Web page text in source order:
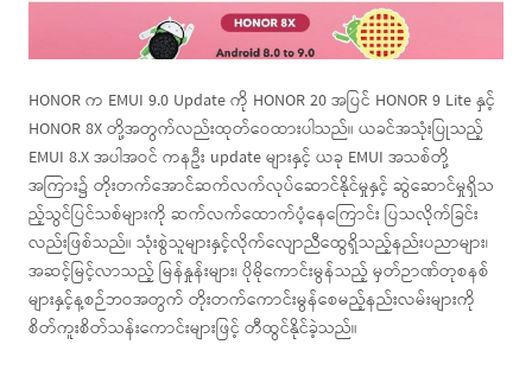
HONOR က EMUI 9.0 Update ကို HONOR 20 အပြင် HONOR 9 Lite နှင့်
HONOR 8X တို့အတွက်လည်းထုတ်ဝေထားပါသည်။ ယခင်အသုံးပြုသည့်
EMUI 8.X အပါအဝင် ကနဦး update များနှင့် ယခု EMUI အသစ်တို့
အကြား၌ တိုးတက်အောင်ဆက်လက်လုပ်ဆောင်နိုင်မှုနှင့် ဆွဲဆောင်မှုရှိသ
ည့်သွင်ပြင်သစ်များကို ဆက်လက်ထောက်ပံ့နေကြောင်း ပြသလိုက်ခြင်း
လည်းဖြစ်သည်။ သုံးစွဲသူများနှင့်လိုက်လျောညီထွေရှိသည့်နည်းပညာများ၊
အဆင့်မြင့်လာသည့် မြန်နှုန်းများ၊ ပိုမိုကောင်းမွန်သည့် မှတ်ဉာဏ်တုစနစ်
များနှင့်န့စဉ်ဘဝအတွက် တိုးတက်ကောင်းမွန်စေမည့်နည်းလမ်းများကို
စိတ်ကူးစိတ်သန်းကောင်းများဖြင့် တီထွင်နိုင်ခဲ့သည်။